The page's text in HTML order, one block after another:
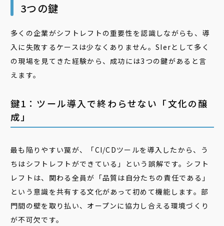
3つの鍵
多くの企業がシフトレフトの重要性を認識しながらも、導
入に失敗するケースは少なくありません。SIerとして多く
の現場を見てきた経験から、成功には3つの鍵があると言
えます。
鍵1：ツール導入で終わらせない「文化の醸
成」
最も陥りやすい罠が、「CI/CDツールを導入したから、う
ちはシフトレフトができている」という誤解です。シフト
レフトは、関わる全員が「品質は自分たちの責任である」
という意識を共有する文化があって初めて機能します。部
門間の壁を取り払い、オープンに協力し合える環境づくり
が不可欠です。